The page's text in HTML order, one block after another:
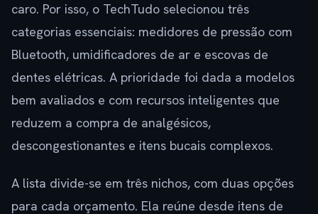
caro. Por isso, o TechTudo selecionou três
categorias essenciais: medidores de pressão com
Bluetooth, umidificadores de ar e escovas de
dentes elétricas. A prioridade foi dada a modelos
bem avaliados e com recursos inteligentes que
reduzem a compra de analgésicos,
descongestionantes e itens bucais complexos.
A lista divide-se em três nichos, com duas opções
para cada orçamento. Ela reúne desde itens de